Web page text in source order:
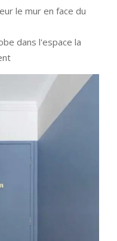
le mur en face du
dans l'espace la